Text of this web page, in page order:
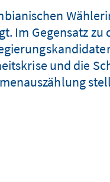
Im Gegensatz
und die